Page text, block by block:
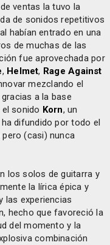
ventas la tuvo la
de sonidos repetitivos
habían entrado en una
de muchas de las
fue aprovechada por
, Helmet, Rage Against
mezclando el
a la base
sonido Korn, un
difundido por todo el
(casi) nunca
los solos de guitarra y
la lírica épica y
las experiencias
hecho que favoreció la
del momento y la
combinación